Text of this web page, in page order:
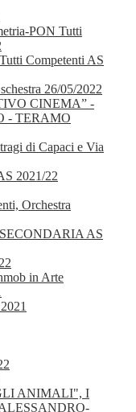
PON Tutti
Competenti AS
26/05/2022
CINEMA” -
- TERAMO
di Capaci e Via
2021/22
Orchestra
AS
in Arte
ANIMALI", I